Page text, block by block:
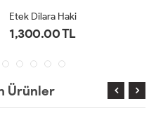
Etek Dilara Haki
1,300.00 TL
Ürünler